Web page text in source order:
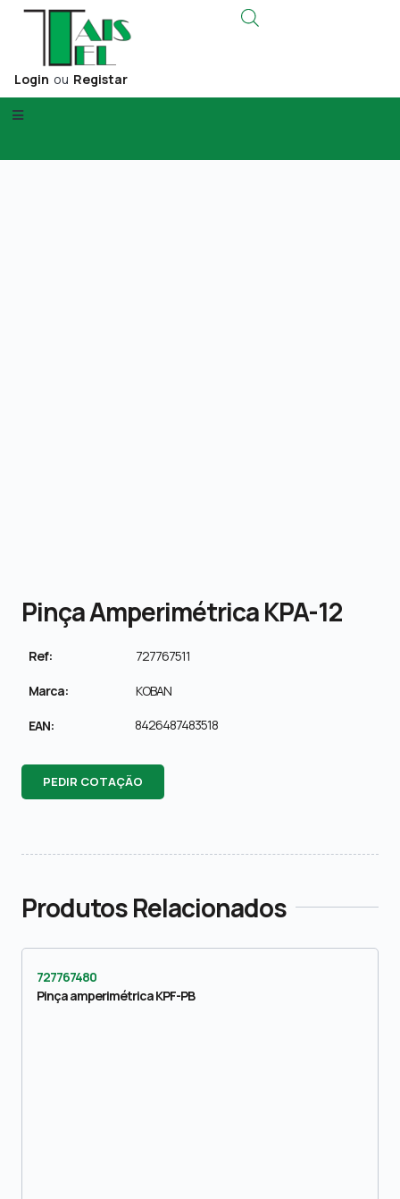
Login ou Registar
Pinça Amperimétrica KPA-12
Ref: 727767511
Marca: KOBAN
EAN: 8426487483518
PEDIR COTAÇÃO
Produtos Relacionados
727767480
Pinça amperimétrica KPF-PB